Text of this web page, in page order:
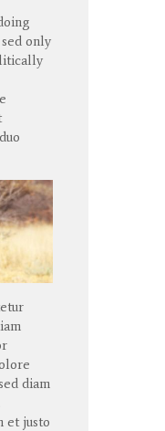
only
duo
diam
et justo